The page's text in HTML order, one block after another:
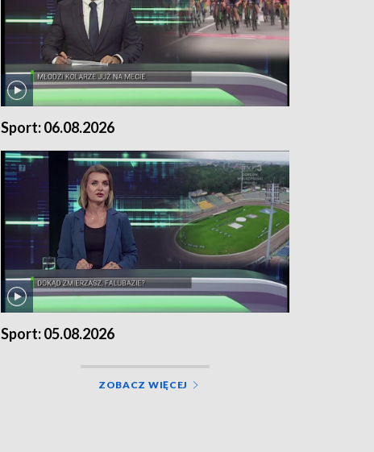
Sport: 06.08.2026
Sport: 05.08.2026
ZOBACZ WIĘCEJ